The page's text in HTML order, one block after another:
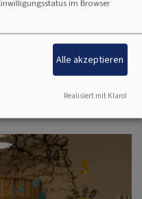
im Browser
Alle akzeptieren
Realisiert mit Klaro!